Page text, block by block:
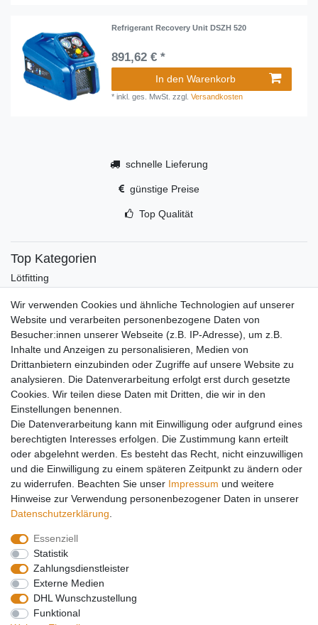
Refrigerant Recovery Unit DSZH 520
891,62 € *
In den Warenkorb
*inkl. ges. MwSt. zzgl.Versandkosten
schnelle Lieferung
günstige Preise
Top Qualität
Top Kategorien
Lötfitting
Werkzeug
Kältetechnikzubehör
Kältefitting
Y-Verteiler
Mein Konto
Kontakt
Versandkosten
Zahlungsarten
Service
Registrierung
Login
Mein Konto
Impressum
Widerrufs­recht Vertrag widerrufen
Wir verwenden Cookies und ähnliche Technologien auf unserer
Website und verarbeiten personenbezogene Daten von
Besucher:innen unserer Webseite (z.B. IP-Adresse), um z.B.
Inhalte und Anzeigen zu personalisieren, Medien von
Drittanbietern einzubinden oder Zugriffe auf unsere Website zu
analysieren. Die Datenverarbeitung erfolgt erst durch gesetzte
Cookies. Wir teilen diese Daten mit Dritten, die wir in den
Einstellungen benennen.
Die Datenverarbeitung kann mit Einwilligung oder aufgrund eines
berechtigten Interesses erfolgen. Die Zustimmung kann erteilt
oder abgelehnt werden. Es besteht das Recht, nicht einzuwilligen
und die Einwilligung zu einem späteren Zeitpunkt zu ändern oder
zu widerrufen. Beachten Sie unser Impressum und weitere
Hinweise zur Verwendung personenbezogener Daten in unserer
Daten­schutz­erklärung
Essenziell
Statistik
Zahlungsdienstleister
Externe Medien
DHL Wunschzustellung
Funktional